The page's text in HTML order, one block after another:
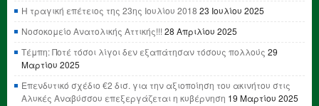
Η τραγική επέτειος της 23ης Ιουλίου 2018 23 Ιουλίου 2025
Νοσοκομείο Ανατολικής Αττικής!!! 28 Απριλίου 2025
Τέμπη: Ποτέ τόσοι λίγοι δεν εξαπάτησαν τόσους πολλούς 29
Μαρτίου 2025
Επενδυτικό σχέδιο €2 δισ. για την αξιοποίηση του ακινήτου στις
Αλυκές Αναβύσσου επεξεργάζεται η κυβέρνηση 19 Μαρτίου 2025